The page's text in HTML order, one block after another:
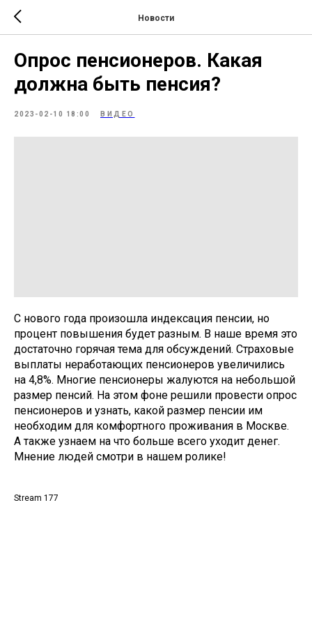
Новости
Опрос пенсионеров. Какая
должна быть пенсия?
2023-02-10 18:00 ВИДЕО
С нового года произошла индексация пенсии, но
процент повышения будет разным. В наше время это
достаточно горячая тема для обсуждений. Страховые
выплаты неработающих пенсионеров увеличились
на 4,8%. Многие пенсионеры жалуются на небольшой
размер пенсий. На этом фоне решили провести опрос
пенсионеров и узнать, какой размер пенсии им
необходим для комфортного проживания в Москве.
А также узнаем на что больше всего уходит денег.
Мнение людей смотри в нашем ролике!
Stream 177